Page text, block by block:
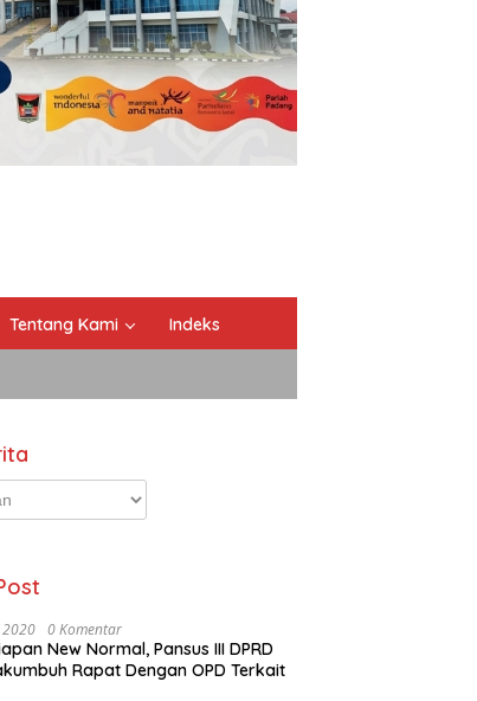
Tentang Kami Indeks
2020 0 Komentar
New Normal, Pansus III DPRD
Rapat Dengan OPD Terkait